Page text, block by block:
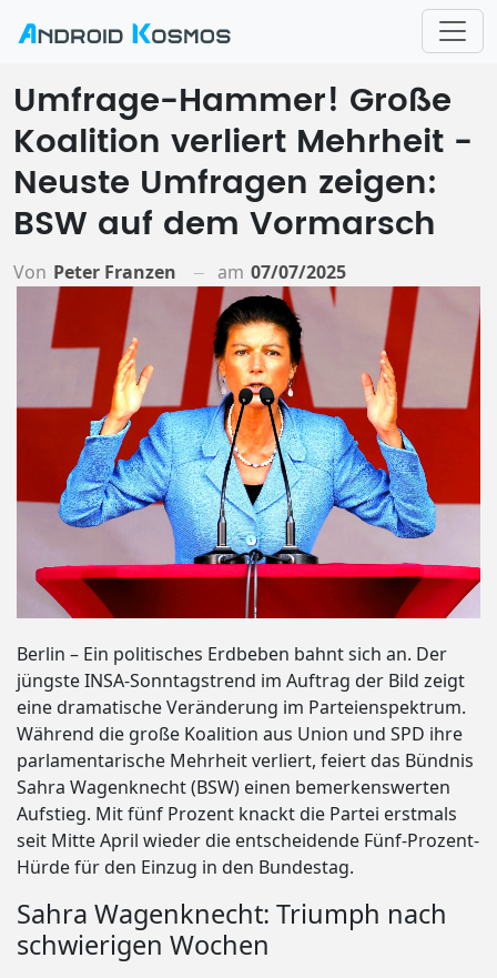
Umfrage-Hammer! Große
Koalition verliert Mehrheit -
Neuste Umfragen zeigen:
BSW auf dem Vormarsch
Von Peter Franzen am 07/07/2025
Berlin – Ein politisches Erdbeben bahnt sich an. Der
jüngste INSA-Sonntagstrend im Auftrag der Bild zeigt
eine dramatische Veränderung im Parteienspektrum.
Während die große Koalition aus Union und SPD ihre
parlamentarische Mehrheit verliert, feiert das Bündnis
Sahra Wagenknecht (BSW) einen bemerkenswerten
Aufstieg. Mit fünf Prozent knackt die Partei erstmals
seit Mitte April wieder die entscheidende Fünf-Prozent-
Hürde für den Einzug in den Bundestag.
Sahra Wagenknecht: Triumph nach
schwierigen Wochen